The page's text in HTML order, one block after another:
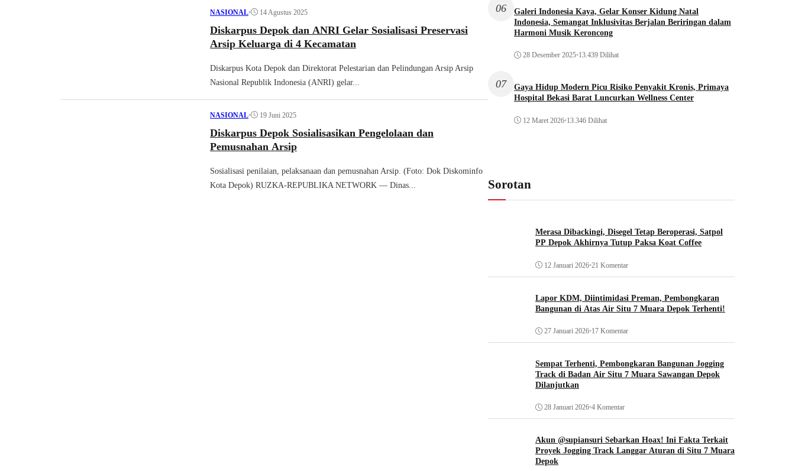
NASIONAL• 14 Agustus 2025
Diskarpus Depok dan ANRI Gelar Sosialisasi Preservasi
Arsip Keluarga di 4 Kecamatan
Diskarpus Kota Depok dan Direktorat Pelestarian dan Pelindungan Arsip Arsip
Nasional Republik Indonesia (ANRI) gelar...
NASIONAL• 19 Juni 2025
Diskarpus Depok Sosialisasikan Pengelolaan dan
Pemusnahan Arsip
Sosialisasi penilaian, pelaksanaan dan pemusnahan Arsip. (Foto: Dok Diskominfo
Kota Depok) RUZKA-REPUBLIKA NETWORK — Dinas...
06
Galeri Indonesia Kaya, Gelar Konser Kidung Natal
Indonesia, Semangat Inklusivitas Berjalan Beriringan dalam
Harmoni Musik Keroncong
28 Desember 2025•13.439 Dilihat
07
Gaya Hidup Modern Picu Risiko Penyakit Kronis, Primaya
Hospital Bekasi Barat Luncurkan Wellness Center
12 Maret 2026•13.346 Dilihat
Sorotan
Merasa Dibackingi, Disegel Tetap Beroperasi, Satpol
PP Depok Akhirnya Tutup Paksa Koat Coffee
12 Januari 2026•21 Komentar
Lapor KDM, Diintimidasi Preman, Pembongkaran
Bangunan di Atas Air Situ 7 Muara Depok Terhenti!
27 Januari 2026•17 Komentar
Sempat Terhenti, Pembongkaran Bangunan Jogging
Track di Badan Air Situ 7 Muara Sawangan Depok
Dilanjutkan
28 Januari 2026•4 Komentar
Akun @supiansuri Sebarkan Hoax! Ini Fakta Terkait
Proyek Jogging Track Langgar Aturan di Situ 7 Muara
Depok